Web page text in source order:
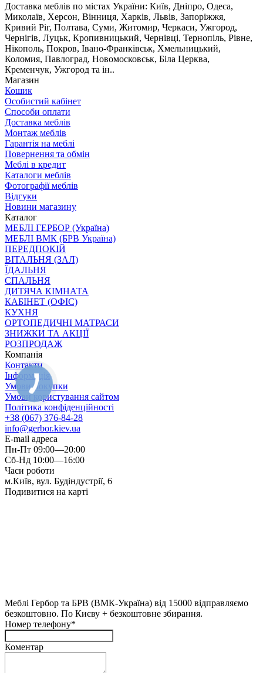
Доставка меблів по містах України: Київ, Дніпро, Одеса,
Миколаїв, Херсон, Вінниця, Харків, Львів, Запоріжжя,
Кривий Ріг, Полтава, Суми, Житомир, Черкаси, Ужгород,
Чернігів, Луцьк, Кропивницький, Чернівці, Тернопіль, Рівне,
Нікополь, Покров, Івано-Франківськ, Хмельницький,
Коломия, Павлоград, Новомосковськ, Біла Церква,
Кременчук, Ужгород та ін..
Магазин
Кошик
Особистий кабінет
Способи оплати
Доставка меблів
Монтаж меблів
Гарантія на меблі
Повернення та обмін
Меблі в кредит
Каталоги меблів
Фотографії меблів
Відгуки
Новини магазину
Каталог
МЕБЛІ ГЕРБОР (Україна)
МЕБЛІ ВМК (БРВ Україна)
ПЕРЕДПОКІЙ
ВІТАЛЬНЯ (ЗАЛ)
ЇДАЛЬНЯ
СПАЛЬНЯ
ДИТЯЧА КІМНАТА
КАБІНЕТ (ОФІС)
КУХНЯ
ОРТОПЕДИЧНІ МАТРАСИ
ЗНИЖКИ ТА АКЦІЇ
РОЗПРОДАЖ
Компанія
Контакти
Інформація
Умови покупки
Умови користування сайтом
Політика конфіденційності
+38 (067) 376-84-28
info@gerbor.kiev.ua
E-mail адреса
Пн-Пт 09:00—20:00
Сб-Нд 10:00—16:00
Часи роботи
м.Київ, вул. Будіндустрії, 6
Подивитися на карті
Меблі Гербор та БРВ (ВМК-Україна) від 15000 відправляємо
безкоштовно. По Києву + безкоштовне збирання.
Номер телефону*
Коментар